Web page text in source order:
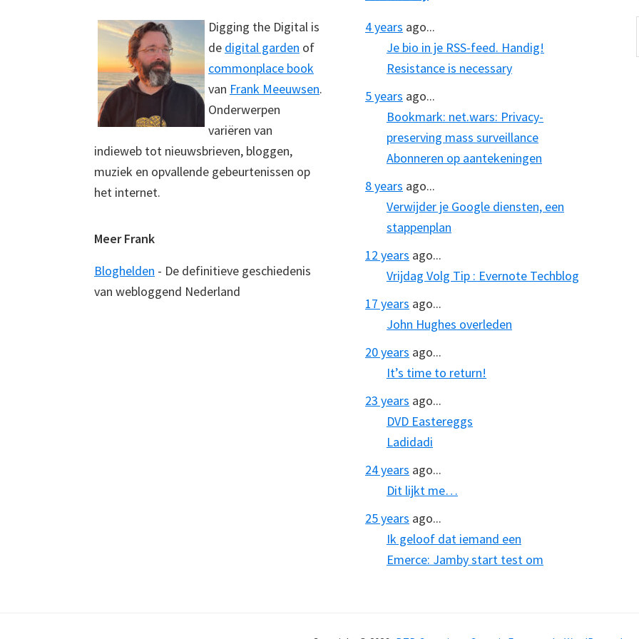
Digging the Digital is
de digital garden of
commonplace book
van Frank Meeuwsen.
Onderwerpen
variëren van
indieweb tot nieuwsbrieven, bloggen,
muziek en opvallende gebeurtenissen op
het internet.
Meer Frank
Bloghelden - De definitieve geschiedenis
van webloggend Nederland
4 years ago...
Je bio in je RSS-feed. Handig!
Resistance is necessary
5 years ago...
Bookmark: net.wars: Privacy-
preserving mass surveillance
Abonneren op aantekeningen
8 years ago...
Verwijder je Google diensten, een
stappenplan
12 years ago...
Vrijdag Volg Tip : Evernote Techblog
17 years ago...
John Hughes overleden
20 years ago...
It’s time to return!
23 years ago...
DVD Eastereggs
Ladidadi
24 years ago...
Dit lijkt me…
25 years ago...
Ik geloof dat iemand een
Emerce: Jamby start test om